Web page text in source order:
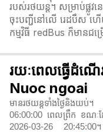
របស់រថយន្ត។ សម្រាប់ផ្លូ
ចុះបញ្ជីនៅលើ រេដបឹស ហ
កម្មវិធី redBus ក៏មានជម្រ
រយៈពេលធ្វើដំណ
Nuoc ngoai
មានរថយន្តទាំងថ្ងៃនិង
06:00:00 ពេលព្រឹក ខណៈ
2026-03-26 20:45:00។